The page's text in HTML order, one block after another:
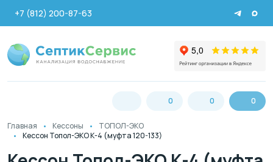
+7 (812) 200-87-63
0 0 0
Главная Кессоны
ТОПОЛ-ЭКО
Кессон Топол-ЭКО К-4 (муфта 120-133)